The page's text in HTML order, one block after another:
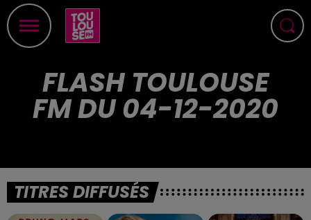
FLASH TOULOUSE
FM DU 04-12-2020
TITRES DIFFUSÉS